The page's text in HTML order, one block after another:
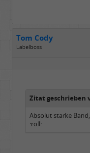
Tom Cody
Labelboss
Zitat geschrieben
Absolut starke
:roll: